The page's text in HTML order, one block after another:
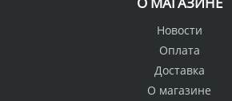
Новости
Оплата
Доставка
О магазине